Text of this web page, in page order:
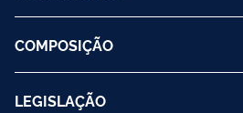
COMPOSIÇÃO
LEGISLAÇÃO